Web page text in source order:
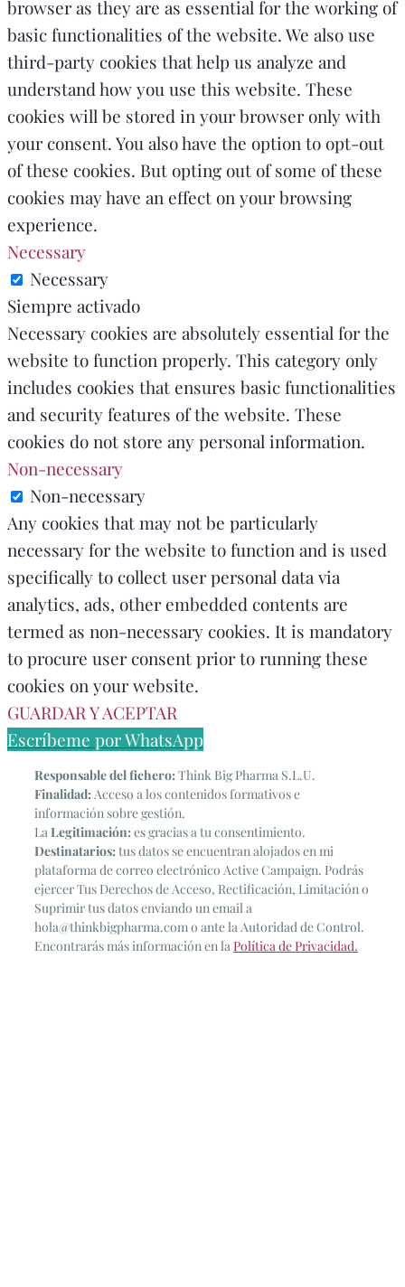
browser as they are as essential for the working of
basic functionalities of the website. We also use
third-party cookies that help us analyze and
understand how you use this website. These
cookies will be stored in your browser only with
your consent. You also have the option to opt-out
of these cookies. But opting out of some of these
cookies may have an effect on your browsing
experience.
Necessary
Necessary
Siempre activado
Necessary cookies are absolutely essential for the
website to function properly. This category only
includes cookies that ensures basic functionalities
and security features of the website. These
cookies do not store any personal information.
Non-necessary
Non-necessary
Any cookies that may not be particularly
necessary for the website to function and is used
specifically to collect user personal data via
analytics, ads, other embedded contents are
termed as non-necessary cookies. It is mandatory
to procure user consent prior to running these
cookies on your website.
GUARDAR Y ACEPTAR
Escríbeme por WhatsApp
Responsable del fichero: Think Big Pharma S.L.U.
Finalidad: Acceso a los contenidos formativos e
información sobre gestión.
LaLegitimación: es gracias a tu consentimiento.
Destinatarios: tus datos se encuentran alojados en mi
plataforma de correo electrónico Active Campaign. Podrás
ejercer Tus Derechos de Acceso, Rectificación, Limitación o
Suprimir tus datos enviando un email a
hola@thinkbigpharma.com o ante la Autoridad de Control.
Encontrarás más información en laPolítica de Privacidad.